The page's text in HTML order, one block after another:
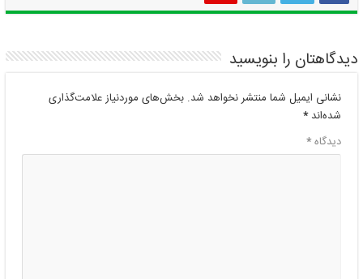
دیدگاهتان را بنویسید
نشانی ایمیل شما منتشر نخواهد شد. بخش‌های موردنیاز علامت‌گذاری
شده‌اند*
دیدگاه*